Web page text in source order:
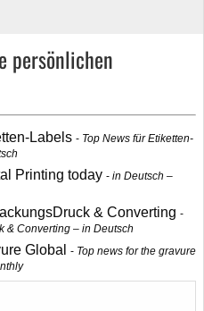
persönlichen
Labels
Top News für Etiketten-
Printing today
in Deutsch –
& Converting
& Converting – in Deutsch
Global
Top news for the gravure